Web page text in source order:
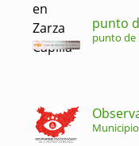
punto
punto de